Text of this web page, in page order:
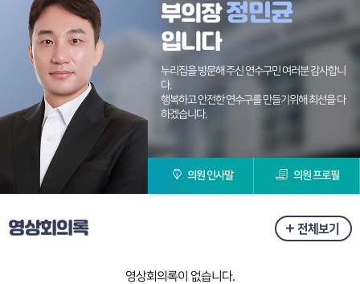
부의장정민균
입니다
누리집을 방문해 주신 연수구민 여러분 감사합니
다.
행복하고 안전한 연수구를 만들기위해 최선을 다
하겠습니다.
의원 인사말 의원 프로필
영상회의록 전체보기
영상회의록이 없습니다.